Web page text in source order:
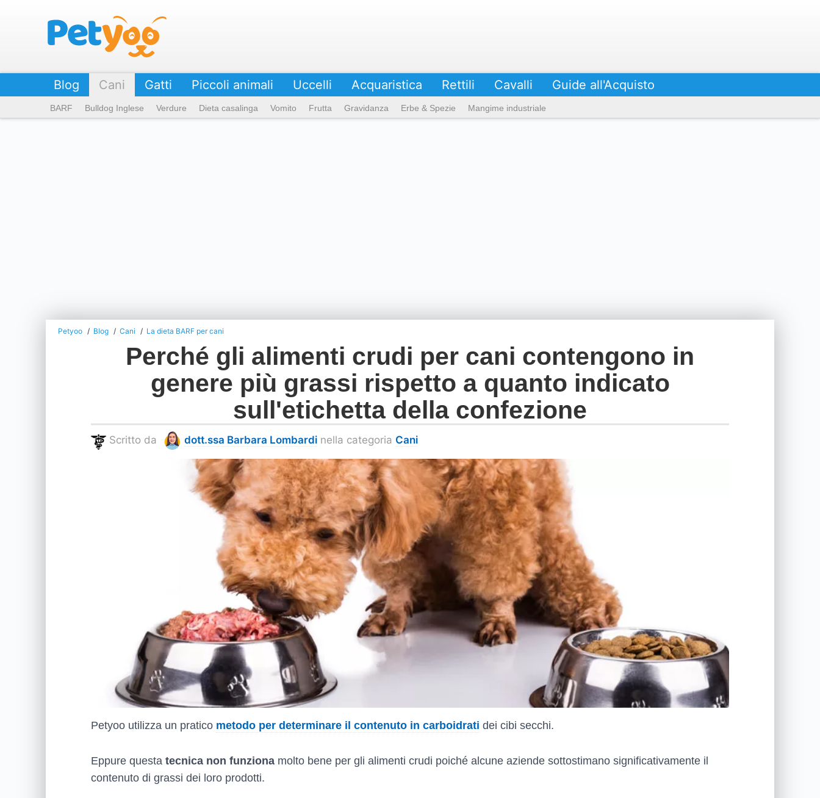
Blog Cani
BARF Bulldog Inglese Verdure Dieta casalinga Vomito Frutta Gravidanza Erbe & Spezie Mangime industriale
Gatti Piccoli animali Uccelli Acquaristica Rettili Cavalli Guide all'Acquisto
Petyoo Blog Cani La dieta BARF per cani
Perché gli alimenti crudi per cani contengono in
genere più grassi rispetto a quanto indicato
sull'etichetta della confezione
Scritto da dott.ssa Barbara Lombardi nella categoria Cani
Petyoo utilizza un pratico metodo per determinare il contenuto in carboidrati dei cibi secchi.
Eppure questa tecnica non funziona molto bene per gli alimenti crudi poiché alcune aziende sottostimano significativamente il
contenuto di grassi dei loro prodotti.